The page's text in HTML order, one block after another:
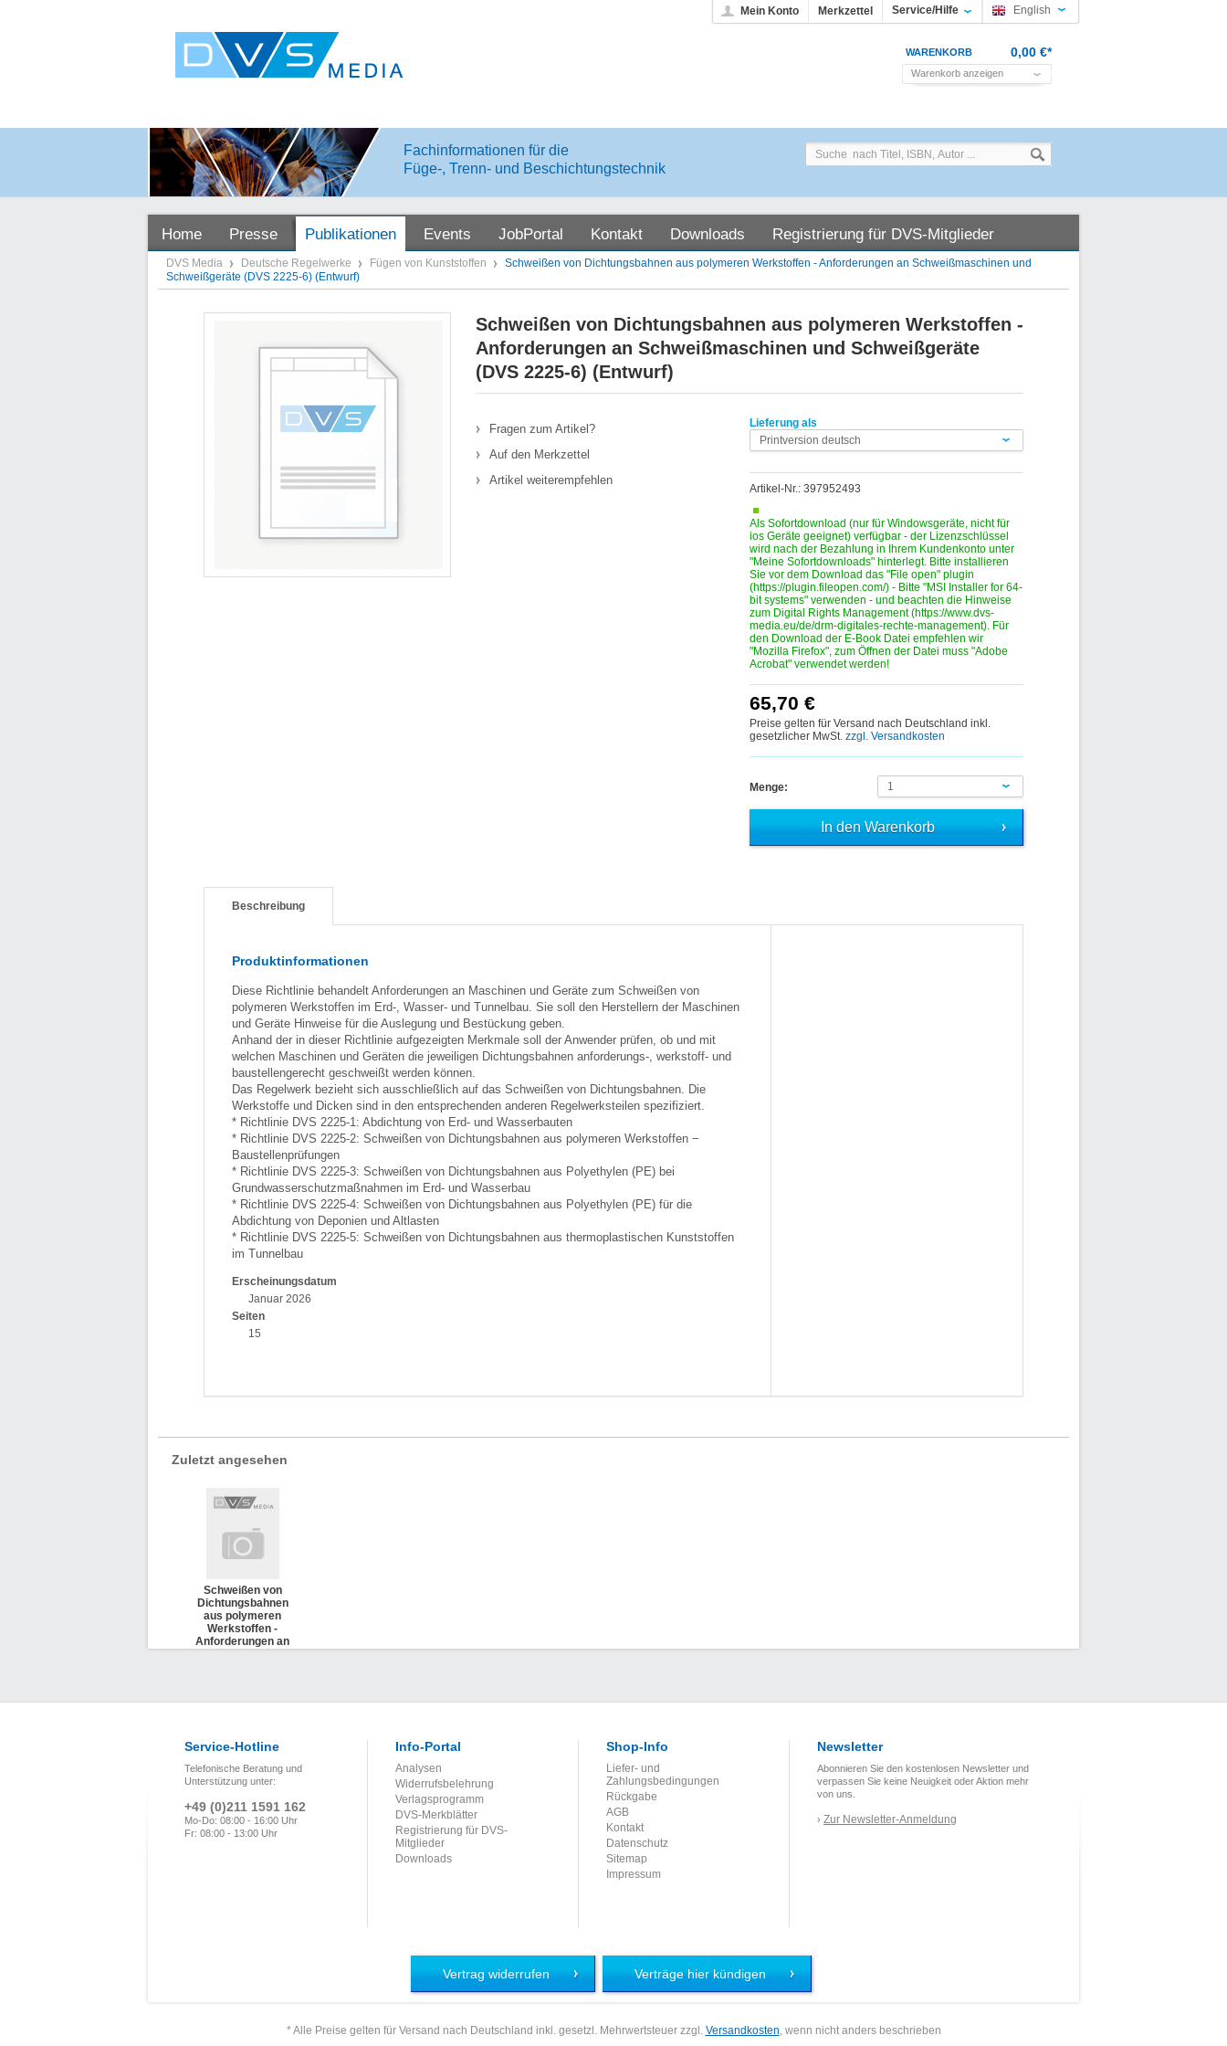
Mein Konto Merkzettel Service/Hilfe English
WARENKORB 0,00 €*
Warenkorb anzeigen
Fachinformationen für die
Füge-, Trenn- und Beschichtungstechnik
Home Presse Publikationen Events JobPortal Kontakt Downloads Registrierung für DVS-Mitglieder
DVS Media Deutsche Regelwerke Fügen von Kunststoffen
Schweißen von Dichtungsbahnen aus polymeren Werkstoffen - Anforderungen an Schweißmaschinen und
Schweißgeräte (DVS 2225-6) (Entwurf)
Schweißen von Dichtungsbahnen aus polymeren Werkstoffen -
Anforderungen an Schweißmaschinen und Schweißgeräte
(DVS 2225-6) (Entwurf)
Fragen zum Artikel?
Auf den Merkzettel
Artikel weiterempfehlen
Lieferung als
Printversion deutsch
Artikel-Nr.: 397952493
Als Sofortdownload (nur für Windowsgeräte, nicht für
ios Geräte geeignet) verfügbar - der Lizenzschlüssel
wird nach der Bezahlung in Ihrem Kundenkonto unter
"Meine Sofortdownloads" hinterlegt. Bitte installieren
Sie vor dem Download das "File open" plugin
(https://plugin.fileopen.com/) - Bitte "MSI Installer for 64-
bit systems" verwenden - und beachten die Hinweise
zum Digital Rights Management (https://www.dvs-
media.eu/de/drm-digitales-rechte-management). Für
den Download der E-Book Datei empfehlen wir
"Mozilla Firefox", zum Öffnen der Datei muss "Adobe
Acrobat" verwendet werden!
65,70 €
Preise gelten für Versand nach Deutschland inkl.
gesetzlicher MwSt. zzgl. Versandkosten
Menge: 1
Beschreibung
Produktinformationen
Diese Richtlinie behandelt Anforderungen an Maschinen und Geräte zum Schweißen von
polymeren Werkstoffen im Erd-, Wasser- und Tunnelbau. Sie soll den Herstellern der Maschinen
und Geräte Hinweise für die Auslegung und Bestückung geben.
Anhand der in dieser Richtlinie aufgezeigten Merkmale soll der Anwender prüfen, ob und mit
welchen Maschinen und Geräten die jeweiligen Dichtungsbahnen anforderungs-, werkstoff- und
baustellengerecht geschweißt werden können.
Das Regelwerk bezieht sich ausschließlich auf das Schweißen von Dichtungsbahnen. Die
Werkstoffe und Dicken sind in den entsprechenden anderen Regelwerksteilen spezifiziert.
* Richtlinie DVS 2225-1: Abdichtung von Erd- und Wasserbauten
* Richtlinie DVS 2225-2: Schweißen von Dichtungsbahnen aus polymeren Werkstoffen −
Baustellenprüfungen
* Richtlinie DVS 2225-3: Schweißen von Dichtungsbahnen aus Polyethylen (PE) bei
Grundwasserschutzmaßnahmen im Erd- und Wasserbau
* Richtlinie DVS 2225-4: Schweißen von Dichtungsbahnen aus Polyethylen (PE) für die
Abdichtung von Deponien und Altlasten
* Richtlinie DVS 2225-5: Schweißen von Dichtungsbahnen aus thermoplastischen Kunststoffen
im Tunnelbau
Erscheinungsdatum
Januar 2026
Seiten
15
Zuletzt angesehen
Schweißen von
Dichtungsbahnen
aus polymeren
Werkstoffen -
Anforderungen an
(Entwurf)
Service-Hotline
Telefonische Beratung und
Unterstützung unter:
+49 (0)211 1591 162
Mo-Do: 08:00 - 16:00 Uhr
Fr: 08:00 - 13:00 Uhr
Info-Portal
Analysen
Widerrufsbelehrung
Verlagsprogramm
DVS-Merkblätter
Registrierung für DVS-
Mitglieder
Downloads
Shop-Info
Liefer- und
Zahlungsbedingungen
Rückgabe
AGB
Kontakt
Datenschutz
Sitemap
Impressum
Newsletter
Abonnieren Sie den kostenlosen Newsletter und
verpassen Sie keine Neuigkeit oder Aktion mehr
von uns.
› Zur Newsletter-Anmeldung
Vertrag widerrufen Verträge hier kündigen
* Alle Preise gelten für Versand nach Deutschland inkl. gesetzl. Mehrwertsteuer zzgl. Versandkosten, wenn nicht anders beschrieben